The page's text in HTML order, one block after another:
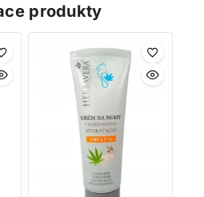
produkty